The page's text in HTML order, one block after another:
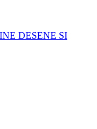
DESENE SI